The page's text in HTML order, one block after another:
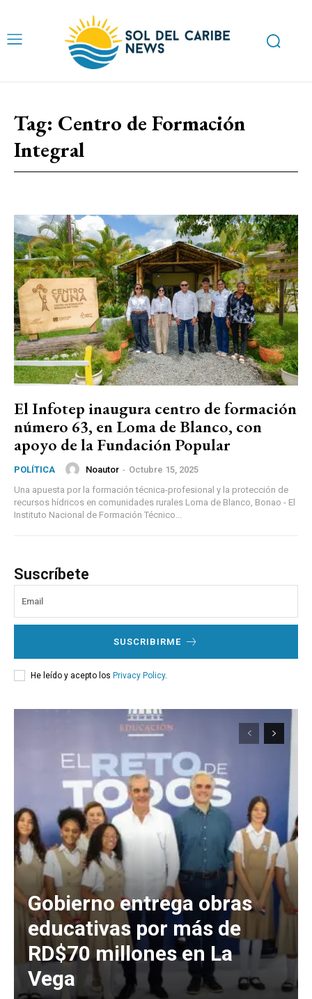
Tag: Centro de Formación
Integral
El Infotep inaugura centro de formación
número 63, en Loma de Blanco, con
apoyo de la Fundación Popular
POLÍTICA Noautor - Octubre 15, 2025
Una apuesta por la formación técnica-profesional y la protección de
recursos hídricos en comunidades rurales Loma de Blanco, Bonao - El
Instituto Nacional de Formación Técnico...
Suscríbete
SUSCRIBIRME
He leído y acepto los Privacy Policy.
Gobierno entrega obras
educativas por más de
RD$70 millones en La
Vega